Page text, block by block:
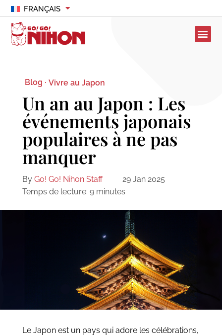
FRANÇAIS
Blog · Vivre au Japon
Un an au Japon : Les
événements japonais
populaires à ne pas
manquer
By Go! Go! Nihon Staff
29 Jan 2025
Temps de lecture: 9 minutes
Le Japon est un pays qui adore les célébrations,